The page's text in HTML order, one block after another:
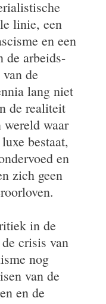
linie, een
en een
de arbeids-
de
lang niet
de realiteit
wereld waar
bestaat,
en
zich geen
in de
crisis van
nog
van de
en de